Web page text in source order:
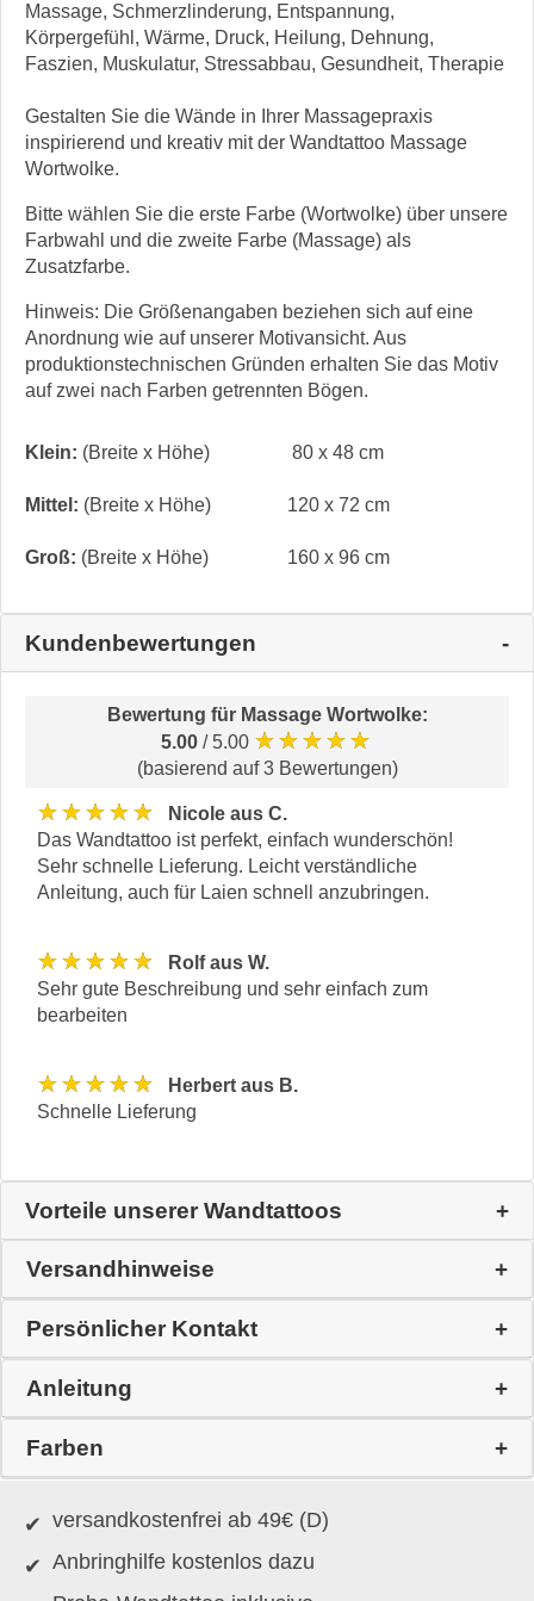
Massage, Schmerzlinderung, Entspannung,
Körpergefühl, Wärme, Druck, Heilung, Dehnung,
Faszien, Muskulatur, Stressabbau, Gesundheit, Therapie
Gestalten Sie die Wände in Ihrer Massagepraxis
inspirierend und kreativ mit der Wandtattoo Massage
Wortwolke.
Bitte wählen Sie die erste Farbe (Wortwolke) über unsere
Farbwahl und die zweite Farbe (Massage) als
Zusatzfarbe.
Hinweis: Die Größenangaben beziehen sich auf eine
Anordnung wie auf unserer Motivansicht. Aus
produktionstechnischen Gründen erhalten Sie das Motiv
auf zwei nach Farben getrennten Bögen.
Klein: (Breite x Höhe) 80 x 48 cm
Mittel: (Breite x Höhe) 120 x 72 cm
Groß: (Breite x Höhe) 160 x 96 cm
Kundenbewertungen
Bewertung für Massage Wortwolke:
5.00 / 5.00 ★★★★★
(basierend auf 3 Bewertungen)
★★★★★
Nicole aus C.
Das Wandtattoo ist perfekt, einfach wunderschön!
Sehr schnelle Lieferung. Leicht verständliche
Anleitung, auch für Laien schnell anzubringen.
★★★★★
Rolf aus W.
Sehr gute Beschreibung und sehr einfach zum
bearbeiten
★★★★★
Herbert aus B.
Schnelle Lieferung
Vorteile unserer Wandtattoos
Versandhinweise
Persönlicher Kontakt
Anleitung
Farben
versandkostenfrei ab 49€ (D)
Anbringhilfe kostenlos dazu